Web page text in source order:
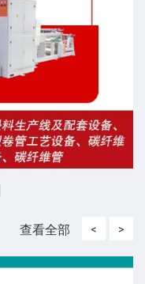
查看全部 < >